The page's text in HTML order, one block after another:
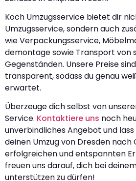
Koch Umzugsservice bietet dir
Umzugsservice, sondern auch
wie Verpackungsservice,
demontage sowie Transport von
Gegenständen. Unsere Preise
transparent, sodass du genau
erwartet.
Überzeuge dich selbst von
Service. Kontaktiere uns noch
unverbindliches Angebot und
deinen Umzug von Dresden nach
erfolgreichen und entspannten
freuen uns darauf, dich bei
unterstützen zu dürfen!